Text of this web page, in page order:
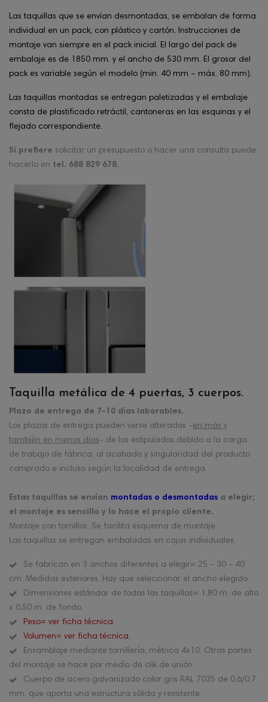
Las taquillas que se envían desmontadas, se embalan de forma
individual en un pack, con plástico y cartón. Instrucciones de
montaje van siempre en el pack inicial. El largo del pack de
embalaje es de 1850 mm. y el ancho de 530 mm. El grosor del
pack es variable según el modelo (min. 40 mm – máx. 80 mm).
Las taquillas montadas se entregan paletizadas y el embalaje
consta de plastificado retráctil, cantoneras en las esquinas y el
flejado correspondiente.
Si prefiere solicitar un presupuesto o hacer una consulta puede
hacerlo en tel. 688 829 678.
Taquilla metálica de 4 puertas, 3 cuerpos.
Plazo de entrega de 7-10 días laborables.
Los plazos de entrega pueden verse alterados -en más y
también en menos días- de los estipulados debido a la carga
de trabajo de fábrica, al acabado y singularidad del producto
comprado e incluso según la localidad de entrega.
Estas taquillas se envían montadas o desmontadas a elegir;
el montaje es sencillo y lo hace el propio cliente.
Montaje con tornillos. Se facilita esquema de montaje
Las taquillas se entregan embaladas en cajas individuales.
Se fabrican en 3 anchos diferentes a elegir= 25 - 30 - 40
cm. Medidas exteriores. Hay que seleccionar el ancho elegido.
Dimensiones estándar de todas las taquillas= 1,80 m. de alto
x 0,50 m. de fondo.
Peso= ver ficha técnica.
Volumen= ver ficha técnica.
Ensamblaje mediante tornillería, métrica 4x10. Otras partes
del montaje se hace por medio de clik de unión
Cuerpo de acero galvanizado color gris RAL 7035 de 0,6/0,7
mm. que aporta una estructura sólida y resistente.